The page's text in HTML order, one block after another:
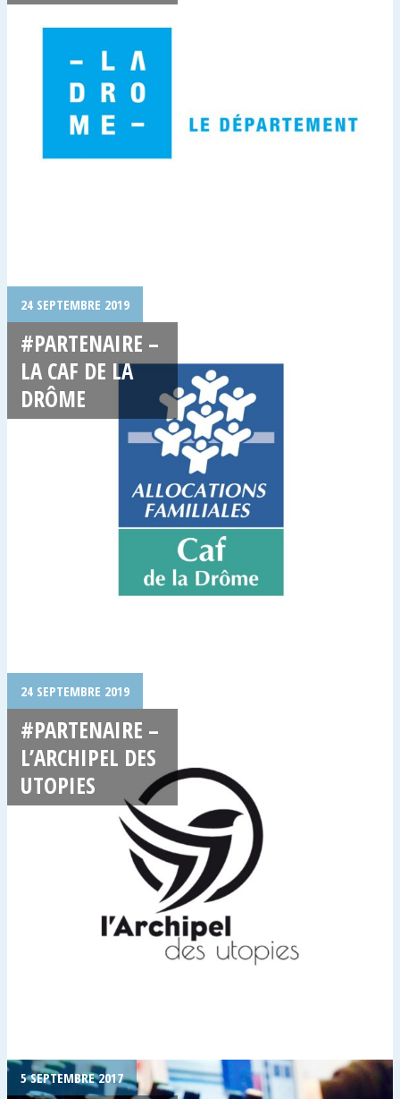
24 SEPTEMBRE 2019
#PARTENAIRE –
LA CAF DE LA
DRÔME
24 SEPTEMBRE 2019
#PARTENAIRE –
L’ARCHIPEL DES
UTOPIES
5 SEPTEMBRE 2017